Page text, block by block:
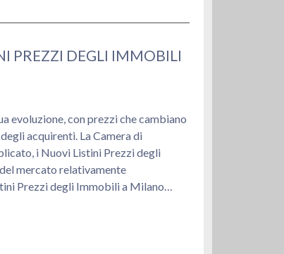
PREZZI DEGLI IMMOBILI
evoluzione, con prezzi che cambiano
acquirenti. La Camera di
i Nuovi Listini Prezzi degli
mercato relativamente
Prezzi degli Immobili a Milano